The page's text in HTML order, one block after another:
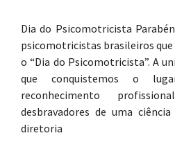
Dia do Psicomotricista
psicomotricistas brasileiros
o “Dia do Psicomotricista”. A
que conquistemos o
reconhecimento
desbravadores de uma
diretoria